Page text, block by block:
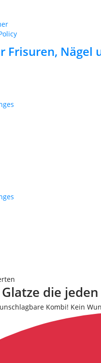
Frisuren, Nägel
die
Kombi! Kein